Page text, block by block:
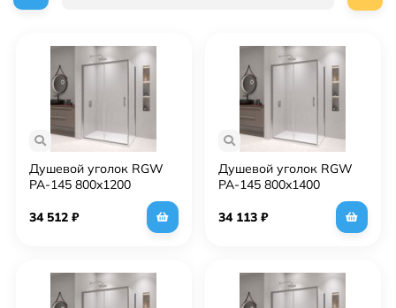
Душевой уголок RGW
PA-145 800x1200
34 512 ₽
Душевой уголок RGW
PA-145 800x1400
34 113 ₽